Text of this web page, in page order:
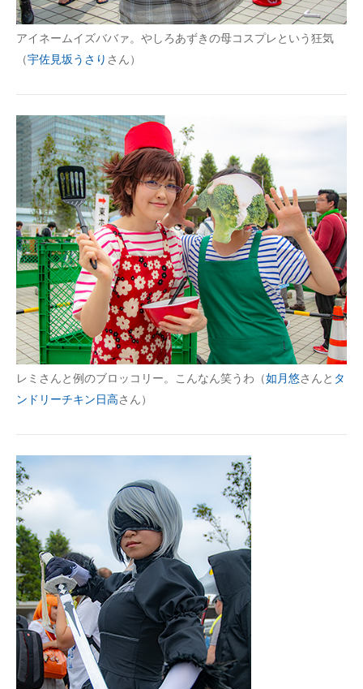
アイネームイズババァ。やしろあずきの母コスプレという狂気
（宇佐見坂うさり さん）
レミさんと例のブロッコリー。こんなん笑うわ（如月悠さんと タ
ンドリーチキン日高さん）